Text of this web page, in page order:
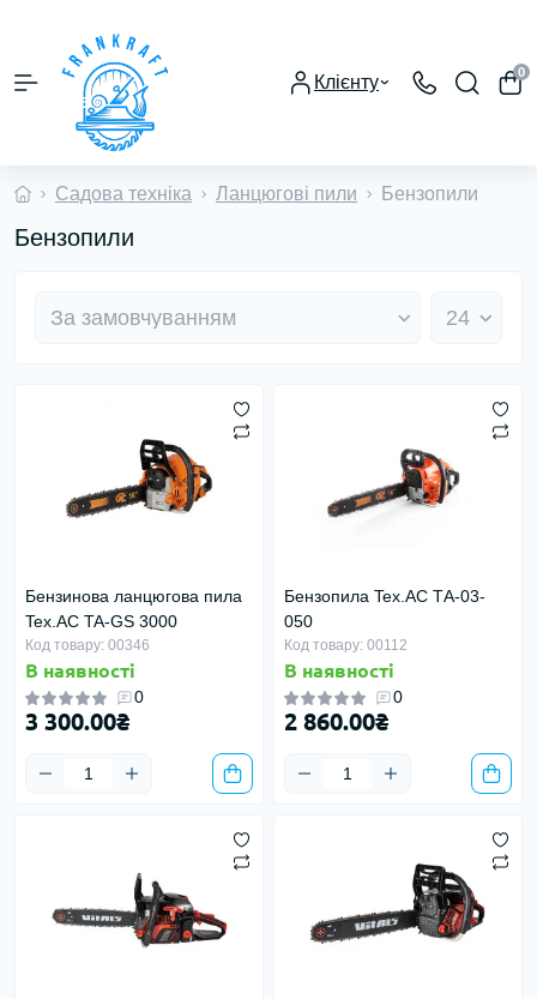
Клієнту
0
Садова техніка Ланцюгові пили Бензопили
Бензопили
Бензинова ланцюгова пила
Tex.AC TA-GS 3000
Код товару: 00346
В наявності
0
3 300.00₴
Бензопила Tex.AC ТА-03-
050
Код товару: 00112
В наявності
0
2 860.00₴